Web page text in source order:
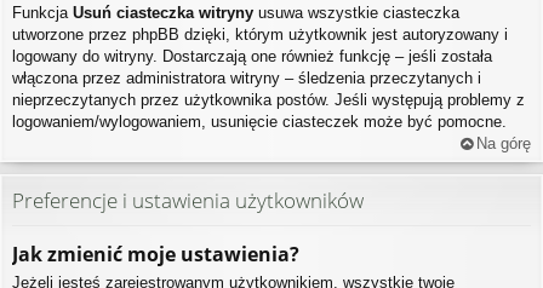
Funkcja Usuń ciasteczka witryny usuwa wszystkie ciasteczka
utworzone przez phpBB dzięki, którym użytkownik jest autoryzowany i
logowany do witryny. Dostarczają one również funkcję – jeśli została
włączona przez administratora witryny – śledzenia przeczytanych i
nieprzeczytanych przez użytkownika postów. Jeśli występują problemy z
logowaniem/wylogowaniem, usunięcie ciasteczek może być pomocne.
Na górę
Preferencje i ustawienia użytkowników
Jak zmienić moje ustawienia?
Jeżeli jesteś zarejestrowanym użytkownikiem, wszystkie twoje